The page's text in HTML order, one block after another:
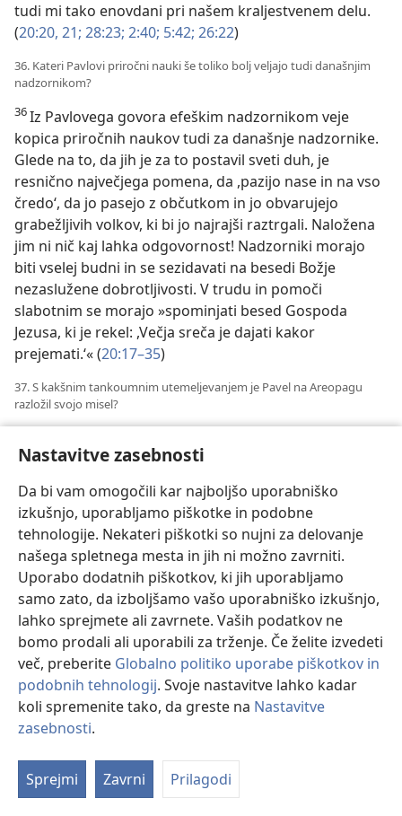
Nastavitve zasebnosti
Da bi vam omogočili kar najboljšo uporabniško
izkušnjo, uporabljamo piškotke in podobne
tehnologije. Nekateri piškotki so nujni za delovanje
našega spletnega mesta in jih ni možno zavrniti.
Uporabo dodatnih piškotkov, ki jih uporabljamo
samo zato, da izboljšamo vašo uporabniško izkušnjo,
lahko sprejmete ali zavrnete. Vaših podatkov ne
bomo prodali ali uporabili za trženje. Če želite izvedeti
več, preberite Globalno politiko uporabe piškotkov in
podobnih tehnologij. Svoje nastavitve lahko kadar
koli spremenite tako, da greste na Nastavitve
zasebnosti.
Sprejmi Zavrni Prilagodi
tudi mi tako enovdani pri našem kraljestvenem delu.
(20:20, 21; 28:23; 2:40; 5:42; 26:22)
36. Kateri Pavlovi priročni nauki še toliko bolj veljajo tudi današnjim
nadzornikom?
36Iz Pavlovega govora efeškim nadzornikom veje
kopica priročnih naukov tudi za današnje nadzornike.
Glede na to, da jih je za to postavil sveti duh, je
resnično največjega pomena, da ,pazijo nase in na vso
čredo‘, da jo pasejo z občutkom in jo obvarujejo
grabežljivih volkov, ki bi jo najrajši raztrgali. Naložena
jim ni nič kaj lahka odgovornost! Nadzorniki morajo
biti vselej budni in se sezidavati na besedi Božje
nezaslužene dobrotljivosti. V trudu in pomoči
slabotnim se morajo »spominjati besed Gospoda
Jezusa, ki je rekel: ,Večja sreča je dajati kakor
prejemati.‘« (20:17–35)
37. S kakšnim tankoumnim utemeljevanjem je Pavel na Areopagu
razložil svojo misel?
nasnutek biblijskih načel. Takšen je na primer njegov
nastop pred stoiki in epikurejci na Areopagu, ki je
klasičen primer utemeljevanja. Pavel najprej citira
napis na žrtveniku »Nepoznanemu bogu«; tega
uporabi kot povod in hkrati uvod v razlago, da edini
pravi Bog, neba in zemlje Gospodar, ki je iz enega
človeka ustvaril ves človeški rod, »ni daleč od nikogar
izmed nas«. Potem pa jim citira njihove pesnike, »Saj
smo po rodu iz njega«, in iz tega napelje na to, kako
smešno bi bilo vendar sklepati, da njihov rod poteka
od mrtvih malikov iz zlata, srebra ali kamna. S tem
Pavel tankoumno utemelji suverenost živega Boga.
Šele na samem koncu, v sklepu, načne vprašanje
vstajenja, pa še takrat ne imenuje Kristusa z imenom.
Misel o vrhovni suverenosti edinega resničnega Boga,
kot si jo je v začetku zastavil, jim je namreč s tem že
razložil, in na ta račun je kar nekaj navzočih sprejelo